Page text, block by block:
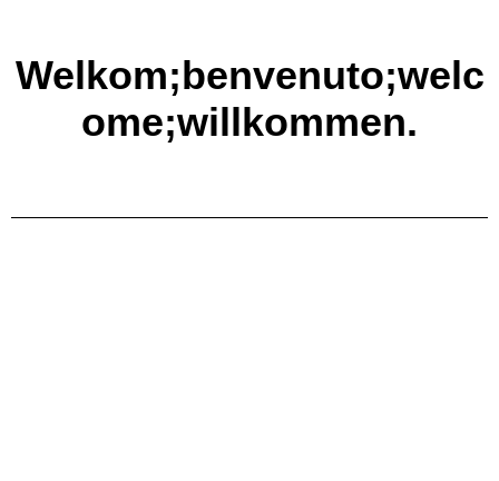
Welkom;benvenuto;welc
ome;willkommen.